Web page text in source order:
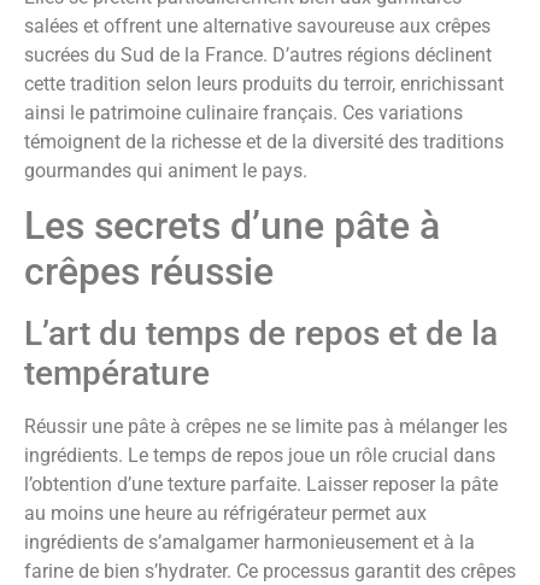
salées et offrent une alternative savoureuse aux crêpes
sucrées du Sud de la France. D’autres régions déclinent
cette tradition selon leurs produits du terroir, enrichissant
ainsi le patrimoine culinaire français. Ces variations
témoignent de la richesse et de la diversité des traditions
gourmandes qui animent le pays.
Les secrets d’une pâte à
crêpes réussie
L’art du temps de repos et de la
température
Réussir une pâte à crêpes ne se limite pas à mélanger les
ingrédients. Le temps de repos joue un rôle crucial dans
l’obtention d’une texture parfaite. Laisser reposer la pâte
au moins une heure au réfrigérateur permet aux
ingrédients de s’amalgamer harmonieusement et à la
farine de bien s’hydrater. Ce processus garantit des crêpes